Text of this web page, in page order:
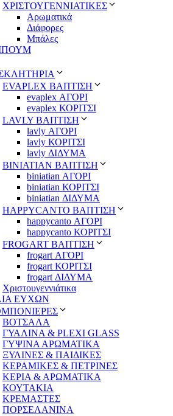
ΧΡΙΣΤΟΥΓΕΝΝΙΑΤΙΚΕΣ
Αρωματικά
Διάφορες
Μπάλες
EVAPLEX ΒΑΠΤΙΣΗ
evaplex ΑΓΟΡΙ
evaplex ΚΟΡΙΤΣΙ
LAVLY ΒΑΠΤΙΣΗ
lavly ΑΓΟΡΙ
lavly ΚΟΡΙΤΣΙ
lavly ΔΙΔΥΜΑ
ΒΙΝΙΑΤΙΑΝ ΒΑΠΤΙΣΗ
biniatian ΑΓΟΡΙ
biniatian ΚΟΡΙΤΣΙ
biniatian ΔΙΔΥΜΑ
HAPPYCANTO ΒΑΠΤΙΣΗ
happycanto ΑΓΟΡΙ
happycanto ΚΟΡΙΤΣΙ
FROGART ΒΑΠΤΙΣΗ
frogart ΑΓΟΡΙ
frogart ΚΟΡΙΤΣΙ
frogart ΔΙΔΥΜΑ
Χριστουγεννιάτικα
ΕΥΧΩΝ
ΒΟΤΣΑΛΑ
ΓΥΑΛΙΝΑ & PLEXI GLASS
ΓΥΨΙΝΑ ΑΡΩΜΑΤΙΚΑ
ΞΥΛΙΝΕΣ & ΠΑΙΔΙΚΕΣ
ΚΕΡΑΜΙΚΕΣ & ΠΕΤΡΙΝΕΣ
ΚΕΡΙΑ & ΑΡΩΜΑΤΙΚΑ
ΚΟΥΤΑΚΙΑ
ΚΡΕΜΑΣΤΕΣ
ΠΟΡΣΕΛΑΝΙΝΑ